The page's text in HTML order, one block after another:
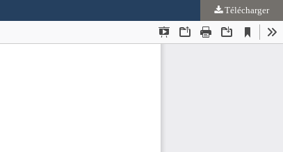
Télécharger